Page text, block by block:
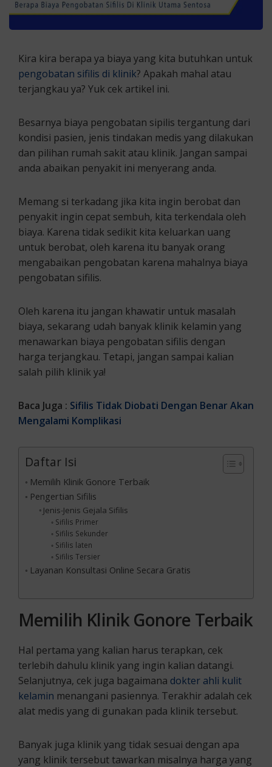
Kira kira berapa ya biaya yang kita butuhkan untuk
pengobatan sifilis di klinik? Apakah mahal atau
terjangkau ya? Yuk cek artikel ini.
Besarnya biaya pengobatan sipilis tergantung dari
kondisi pasien, jenis tindakan medis yang dilakukan
dan pilihan rumah sakit atau klinik. Jangan sampai
anda abaikan penyakit ini menyerang anda.
Memang si terkadang jika kita ingin berobat dan
penyakit ingin cepat sembuh, kita terkendala oleh
biaya. Karena tidak sedikit kita keluarkan uang
untuk berobat, oleh karena itu banyak orang
mengabaikan pengobatan karena mahalnya biaya
pengobatan sifilis.
Oleh karena itu jangan khawatir untuk masalah
biaya, sekarang udah banyak klinik kelamin yang
menawarkan biaya pengobatan sifilis dengan
harga terjangkau. Tetapi, jangan sampai kalian
salah pilih klinik ya!
Baca Juga : Sifilis Tidak Diobati Dengan Benar Akan
Mengalami Komplikasi
Daftar Isi
Memilih Klinik Gonore Terbaik
Pengertian Sifilis
Jenis-Jenis Gejala Sifilis
Sifilis Primer
Sifilis Sekunder
Sifilis laten
Sifilis Tersier
Layanan Konsultasi Online Secara Gratis
Memilih Klinik Gonore Terbaik
Hal pertama yang kalian harus terapkan, cek
terlebih dahulu klinik yang ingin kalian datangi.
Selanjutnya, cek juga bagaimana dokter ahli kulit
kelamin menangani pasiennya. Terakhir adalah cek
alat medis yang di gunakan pada klinik tersebut.
Banyak juga klinik yang tidak sesuai dengan apa
yang klinik tersebut tawarkan misalnya harga yang